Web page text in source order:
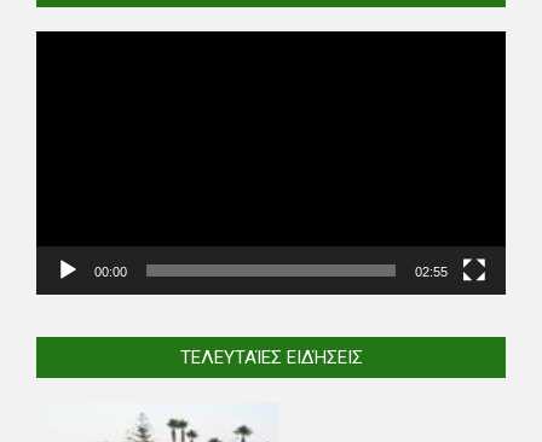
00:00 02:55
ΤΕΛΕΥΤΑΊΕΣ ΕΙΔΉΣΕΙΣ